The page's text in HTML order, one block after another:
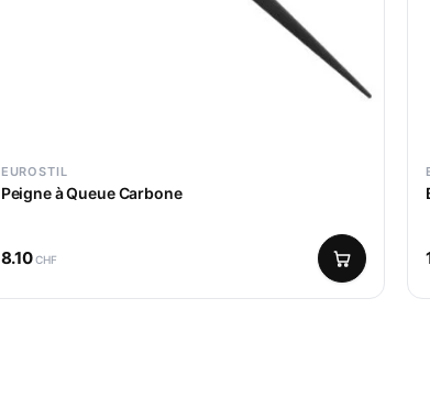
EUROSTIL
Peigne à Queue Carbone
8.10CHF